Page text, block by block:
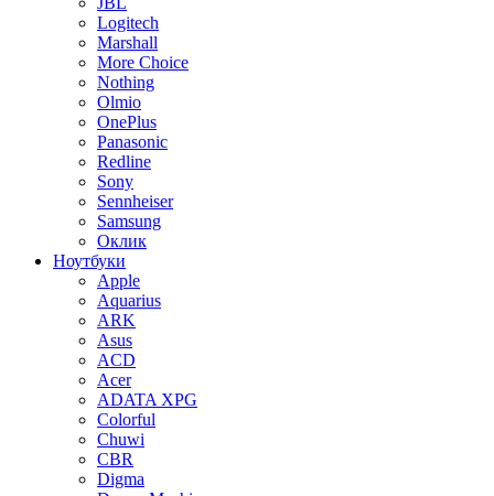
Logitech
Marshall
More Choice
Nothing
Olmio
OnePlus
Panasonic
Redline
Sony
Sennheiser
Samsung
Оклик
Ноутбуки
Apple
Aquarius
ARK
Asus
ACD
Acer
ADATA XPG
Colorful
Chuwi
CBR
Digma